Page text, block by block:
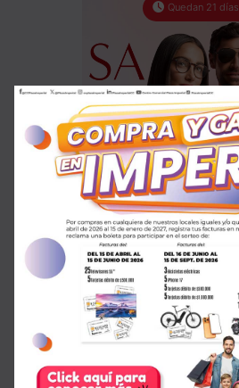
Quedan 21 días
¡SALE en GMO!